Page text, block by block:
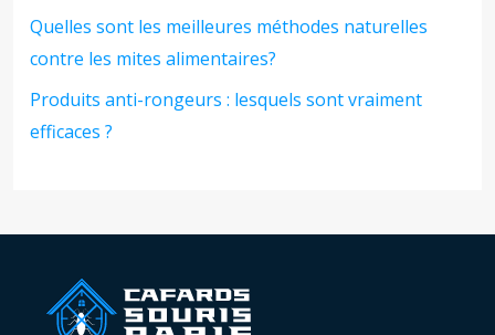
Quelles sont les meilleures méthodes naturelles
contre les mites alimentaires?
Produits anti-rongeurs : lesquels sont vraiment
efficaces ?